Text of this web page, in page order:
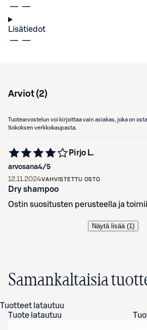
Lisätiedot
Arviot (2)
Tuotearvostelun voi kirjoittaa vain asiakas, joka on
Sokoksen verkkokaupasta.
arvosana4/5
Pirjo L.
12.11.2024VAHVISTETTU OSTO
Dry shampoo
Ostin suositusten perusteella ja
Näytä lisää (1)
Samankaltaisia
Tuotteet latautuu
Tuote latautuu